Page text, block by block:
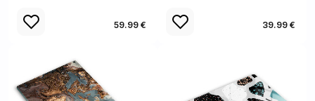
59.99 € 39.99 €